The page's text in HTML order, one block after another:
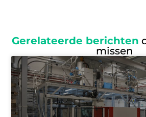
Gerelateerde berichten
missen